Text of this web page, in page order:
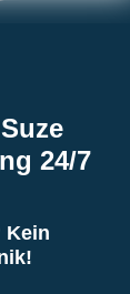
24/7
Kein